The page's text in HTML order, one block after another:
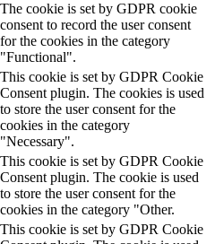
The cookie is set by GDPR cookie
consent to record the user consent
for the cookies in the category
"Functional".
This cookie is set by GDPR Cookie
Consent plugin. The cookies is used
to store the user consent for the
cookies in the category
"Necessary".
This cookie is set by GDPR Cookie
Consent plugin. The cookie is used
to store the user consent for the
cookies in the category "Other.
This cookie is set by GDPR Cookie